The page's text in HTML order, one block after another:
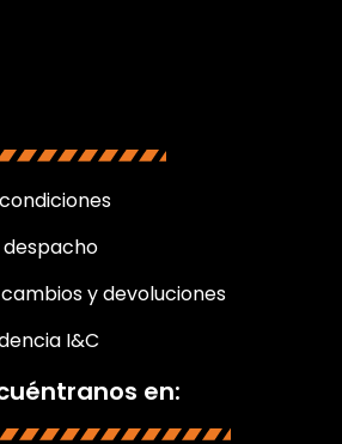
y devoluciones
I&C
en: